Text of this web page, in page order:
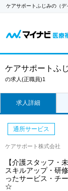
ケアサポートふじみの（
ケアサポートふ
の求人 (正職員)1
求人詳細
通所サービス
ケアサポート株式会社
【介護スタッフ・
スキルアップ・研
ったサービス・チ
☆